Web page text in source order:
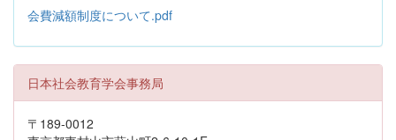
会費減額制度について.pdf
日本社会教育学会事務局
〒189-0012